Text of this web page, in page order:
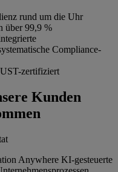
rund um die Uhr
über 99,9 %
Compliance-
zertifiziert
Kunden
Anywhere KI-gesteuerte